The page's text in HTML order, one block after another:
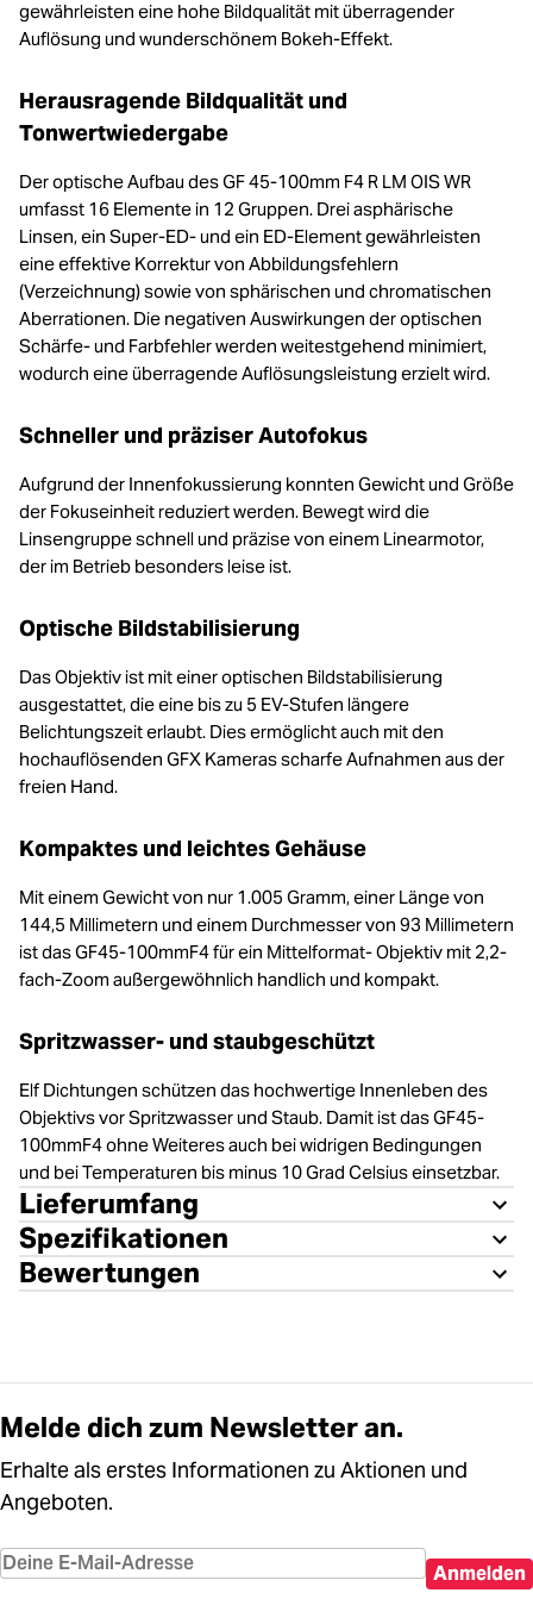
gewährleisten eine hohe Bildqualität mit überragender
Auflösung und wunderschönem Bokeh-Effekt.
Herausragende Bildqualität und
Tonwertwiedergabe
Der optische Aufbau des GF 45-100mm F4 R LM OIS WR
umfasst 16 Elemente in 12 Gruppen. Drei asphärische
Linsen, ein Super-ED- und ein ED-Element gewährleisten
eine effektive Korrektur von Abbildungsfehlern
(Verzeichnung) sowie von sphärischen und chromatischen
Aberrationen. Die negativen Auswirkungen der optischen
Schärfe- und Farbfehler werden weitestgehend minimiert,
wodurch eine überragende Auflösungsleistung erzielt wird.
Schneller und präziser Autofokus
Aufgrund der Innenfokussierung konnten Gewicht und Größe
der Fokuseinheit reduziert werden. Bewegt wird die
Linsengruppe schnell und präzise von einem Linearmotor,
der im Betrieb besonders leise ist.
Optische Bildstabilisierung
Das Objektiv ist mit einer optischen Bildstabilisierung
ausgestattet, die eine bis zu 5 EV-Stufen längere
Belichtungszeit erlaubt. Dies ermöglicht auch mit den
hochauflösenden GFX Kameras scharfe Aufnahmen aus der
freien Hand.
Kompaktes und leichtes Gehäuse
Mit einem Gewicht von nur 1.005 Gramm, einer Länge von
144,5 Millimetern und einem Durchmesser von 93 Millimetern
ist das GF45-100mmF4 für ein Mittelformat- Objektiv mit 2,2-
fach-Zoom außergewöhnlich handlich und kompakt.
Spritzwasser- und staubgeschützt
Elf Dichtungen schützen das hochwertige Innenleben des
Objektivs vor Spritzwasser und Staub. Damit ist das GF45-
100mmF4 ohne Weiteres auch bei widrigen Bedingungen
und bei Temperaturen bis minus 10 Grad Celsius einsetzbar.
Lieferumfang
Spezifikationen
Bewertungen
Melde dich zum Newsletter an.
Erhalte als erstes Informationen zu Aktionen und
Angeboten.
Anmelden